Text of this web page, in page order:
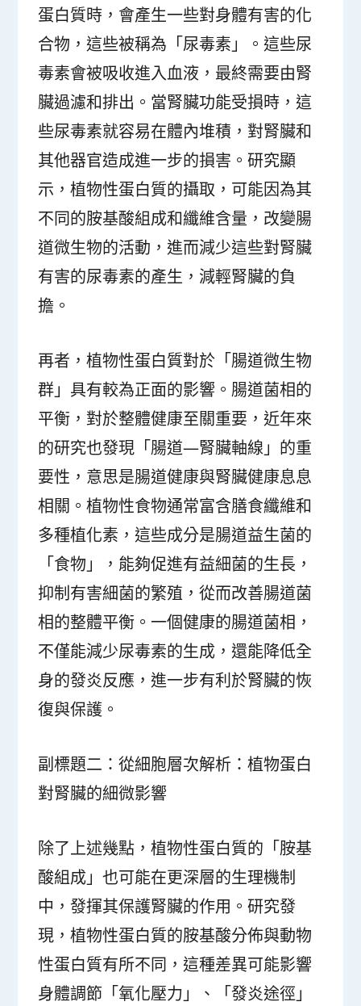
蛋白質時，會產生一些對身體有害的化
合物，這些被稱為「尿毒素」。這些尿
毒素會被吸收進入血液，最終需要由腎
臟過濾和排出。當腎臟功能受損時，這
些尿毒素就容易在體內堆積，對腎臟和
其他器官造成進一步的損害。研究顯
示，植物性蛋白質的攝取，可能因為其
不同的胺基酸組成和纖維含量，改變腸
道微生物的活動，進而減少這些對腎臟
有害的尿毒素的產生，減輕腎臟的負
擔。
再者，植物性蛋白質對於「腸道微生物
群」具有較為正面的影響。腸道菌相的
平衡，對於整體健康至關重要，近年來
的研究也發現「腸道—腎臟軸線」的重
要性，意思是腸道健康與腎臟健康息息
相關。植物性食物通常富含膳食纖維和
多種植化素，這些成分是腸道益生菌的
「食物」，能夠促進有益細菌的生長，
抑制有害細菌的繁殖，從而改善腸道菌
相的整體平衡。一個健康的腸道菌相，
不僅能減少尿毒素的生成，還能降低全
身的發炎反應，進一步有利於腎臟的恢
復與保護。
副標題二：從細胞層次解析：植物蛋白
對腎臟的細微影響
除了上述幾點，植物性蛋白質的「胺基
酸組成」也可能在更深層的生理機制
中，發揮其保護腎臟的作用。研究發
現，植物性蛋白質的胺基酸分佈與動物
性蛋白質有所不同，這種差異可能影響
身體調節「氧化壓力」、「發炎途徑」